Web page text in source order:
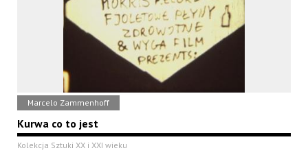
Marcelo Zammenhoff
Kurwa co to jest
Kolekcja Sztuki XX i XXI wieku